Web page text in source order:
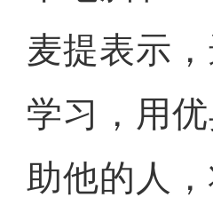
麦提表示
学习，用
助他的人